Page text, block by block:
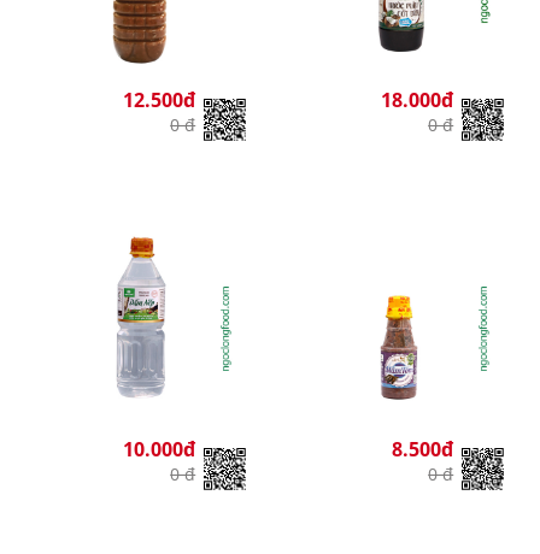
12.500đ
0 đ
18.000đ
0 đ
10.000đ
0 đ
8.500đ
0 đ